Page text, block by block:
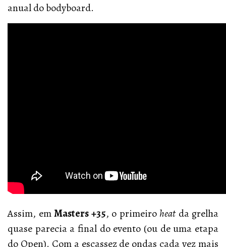
anual do bodyboard.
Assim, emMasters +35, o primeiro heatda grelha
quase parecia a final do evento (ou de uma etapa
do Open). Com a escassez de ondas cada vez mais